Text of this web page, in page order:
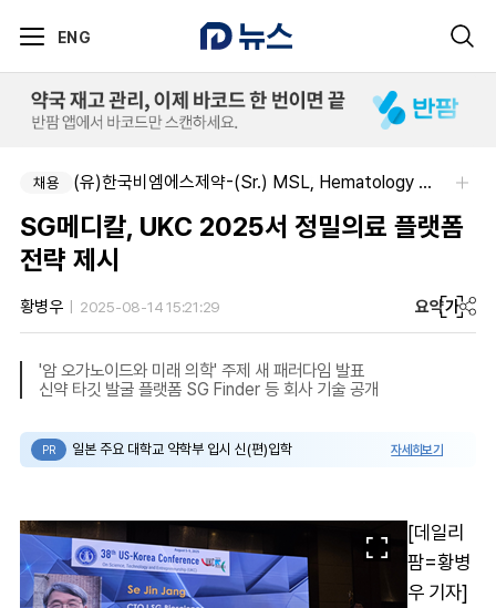
ENG
채용 (유)한국비엠에스제약-(Sr.) MSL, Hematology (Permanent)
SG메디칼, UKC 2025서 정밀의료 플랫폼
전략 제시
황병우 2025-08-14 15:21:29 요약가
'암 오가노이드와 미래 의학' 주제 새 패러다임 발표
신약 타깃 발굴 플랫폼 SG Finder 등 회사 기술 공개
PR 일본 주요 대학교 약학부 입시 신(편)입학 자세히보기
[데일리
팜=황병
우 기자]